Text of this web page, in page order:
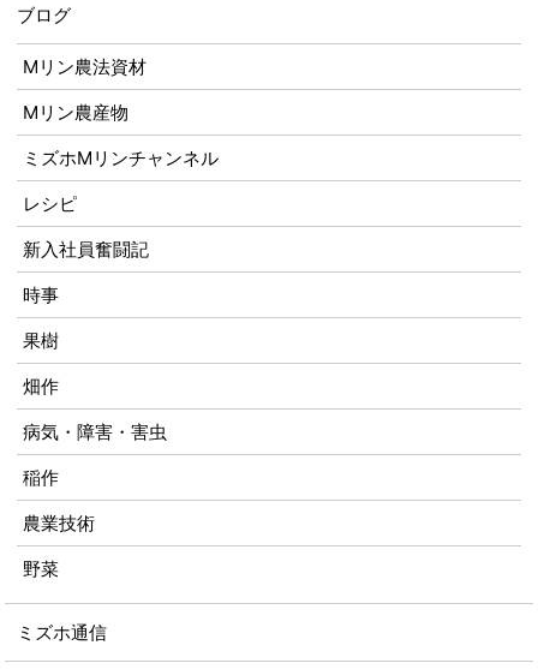
ブログ
Mリン農法資材
Mリン農産物
ミズホMリンチャンネル
レシピ
新入社員奮闘記
時事
果樹
畑作
病気・障害・害虫
稲作
農業技術
野菜
ミズホ通信